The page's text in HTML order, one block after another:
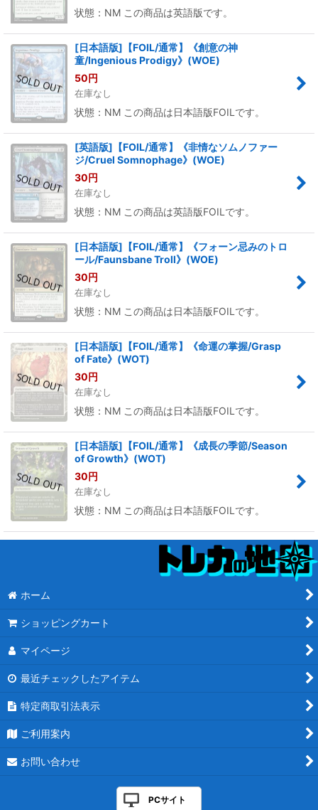
状態：NM この商品は英語版です。
[日本語版]【FOIL/通常】《創意の神
童/Ingenious Prodigy》(WOE)
50円
在庫なし
状態：NM この商品は日本語版FOILです。
[英語版]【FOIL/通常】《非情なソムノファー
ジ/Cruel Somnophage》(WOE)
30円
在庫なし
状態：NM この商品は英語版FOILです。
[日本語版]【FOIL/通常】《フォーン忌みのトロ
ール/Faunsbane Troll》(WOE)
30円
在庫なし
状態：NM この商品は日本語版FOILです。
[日本語版]【FOIL/通常】《命運の掌握/Grasp
of Fate》(WOT)
30円
在庫なし
状態：NM この商品は日本語版FOILです。
[日本語版]【FOIL/通常】《成長の季節/Season
of Growth》(WOT)
30円
在庫なし
状態：NM この商品は日本語版FOILです。
ホーム
ショッピングカート
マイページ
最近チェックしたアイテム
特定商取引法表示
ご利用案内
お問い合わせ
PCサイト